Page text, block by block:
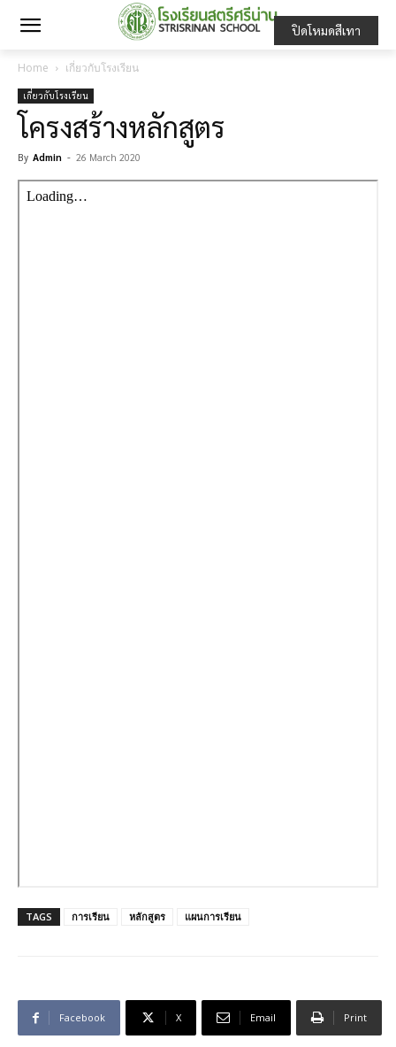
Home เกี่ยวกับโรงเรียน
เกี่ยวกับโรงเรียน
โครงสร้างหลักสูตร
By Admin - 26 March 2020
TAGS การเรียน หลักสูตร แผนการเรียน
Facebook X Email Print
ปิดโหมดสีเทา